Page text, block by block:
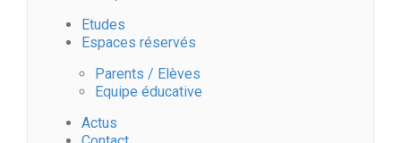
Etudes
Espaces réservés
Parents / Elèves
Equipe éducative
Actus